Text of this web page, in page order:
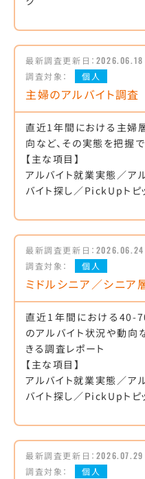
最新調査更新日： 2026.06.18
調査対象：
個人
主婦のアルバイト調査
直近1年間における主婦
向など、その実態を把握
【主な項目】
アルバイト就業実態／ア
バイト探し／PickUpトピ
最新調査更新日： 2026.06.24
調査対象：
個人
ミドルシニア／シニア
直近1年間における40-
のアルバイト状況や動向
きる調査レポート
【主な項目】
アルバイト就業実態／ア
バイト探し／PickUpトピ
最新調査更新日： 2026.07.29
調査対象：
個人